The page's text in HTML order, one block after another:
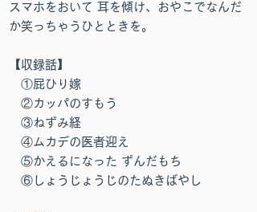
スマホをおいて 耳を傾け、おやこでなんだ
か笑っちゃうひとときを。
【収録話】
①屁ひり嫁
②カッパのすもう
③ねずみ経
④ムカデの医者迎え
⑤かえるになった ずんだもち
⑥しょうじょうじのたぬきばやし